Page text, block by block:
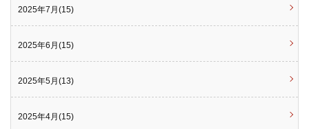
2025年7月(15)
2025年6月(15)
2025年5月(13)
2025年4月(15)